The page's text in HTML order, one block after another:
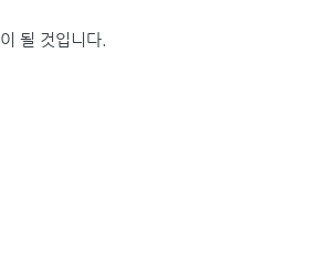
될 것입니다